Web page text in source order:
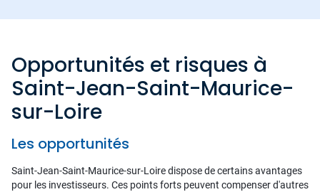
Opportunités et risques à
Saint-Jean-Saint-Maurice-
sur-Loire
Les opportunités
Saint-Jean-Saint-Maurice-sur-Loire dispose de certains avantages
pour les investisseurs. Ces points forts peuvent compenser d'autres